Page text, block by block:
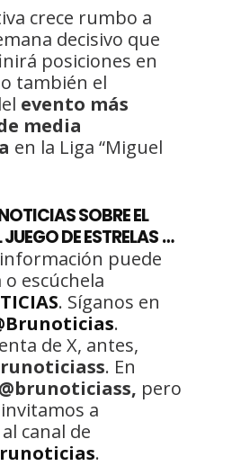
crece rumbo a
decisivo que
posiciones en
también el
evento más
media
en la Liga “Miguel
SOBRE EL
JUEGO DE ESTRELAS …
puede
escúchela
. Síganos en
.
de X, antes,
. En
@brunoticiass, pero
a
canal de
.